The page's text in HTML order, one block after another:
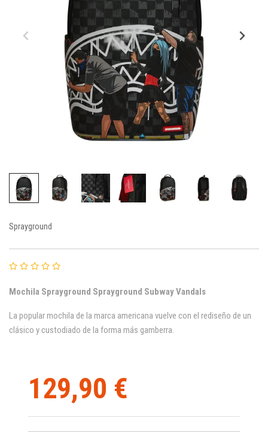
Sprayground
Mochila Sprayground Sprayground Subway Vandals
La popular mochila de la marca americana vuelve con el rediseño de un
clásico y custodiado de la forma más gamberra.
129,90 €